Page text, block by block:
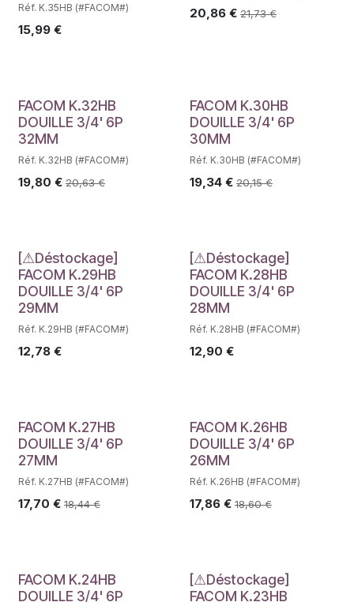
Réf. K.35HB (#FACOM#)
15,99 €
20,86€ 21,73€
FACOM K.32HB
DOUILLE 3/4' 6P
32MM
Réf. K.32HB (#FACOM#)
19,80 € 20,63€
FACOM K.30HB
DOUILLE 3/4' 6P
30MM
Réf. K.30HB (#FACOM#)
19,34€ 20,15€
Déstockage
[⚠Déstockage]
FACOM K.29HB
DOUILLE 3/4' 6P
29MM
Réf. K.29HB (#FACOM#)
12,78 €
Déstockage
[⚠Déstockage]
FACOM K.28HB
DOUILLE 3/4' 6P
28MM
Réf. K.28HB (#FACOM#)
12,90 €
FACOM K.27HB
DOUILLE 3/4' 6P
27MM
Réf. K.27HB (#FACOM#)
17,70 € 18,44€
FACOM K.26HB
DOUILLE 3/4' 6P
26MM
Réf. K.26HB (#FACOM#)
17,86€ 18,60€
FACOM K.24HB
DOUILLE 3/4' 6P
[⚠Déstockage]
FACOM K.23HB